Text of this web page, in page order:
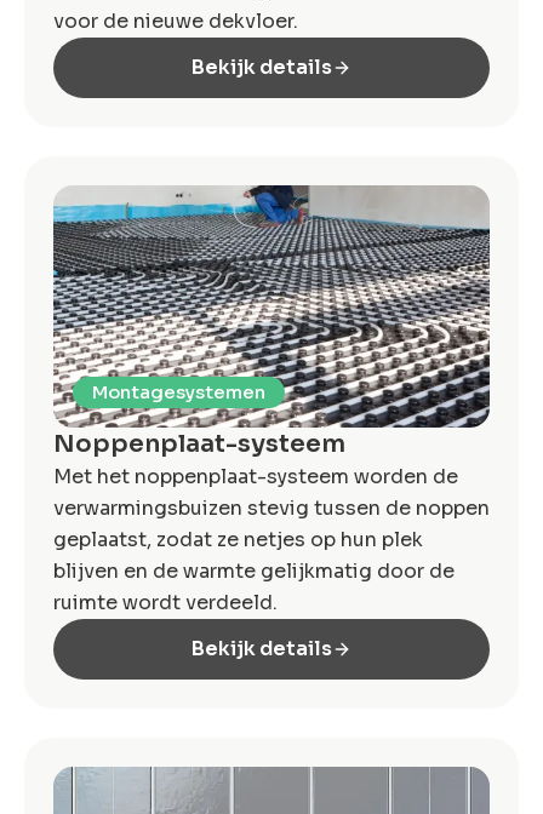
voor de nieuwe dekvloer.
Bekijk details
Montagesystemen
Noppenplaat-systeem
Met het noppenplaat-systeem worden de
verwarmingsbuizen stevig tussen de noppen
geplaatst, zodat ze netjes op hun plek
blijven en de warmte gelijkmatig door de
ruimte wordt verdeeld.
Bekijk details